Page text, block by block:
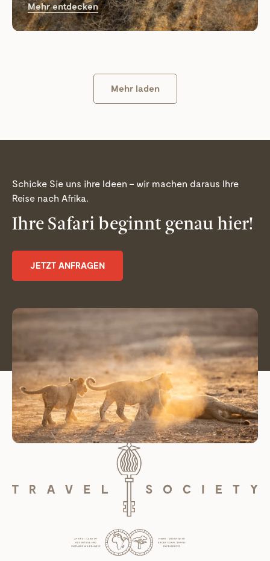
Mehr entdecken
Mehr laden
Schicke Sie uns ihre Ideen – wir machen daraus Ihre
Reise nach Afrika.
Ihre Safari beginnt genau hier!
JETZT ANFRAGEN